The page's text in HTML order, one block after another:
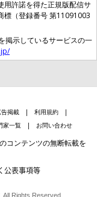
用許諾を得た正規版配信サ
標（登録番号 第11091003
掲示しているサービスの一
告掲載
利用規約
家一覧 お問い合わせ
コンテンツの無断転載を
公表事項等
Rights Reserved.